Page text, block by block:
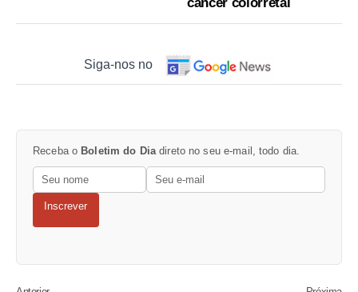
Siga-nos no
Receba o Boletim do Dia direto no seu e-mail, todo dia.
Inscrever